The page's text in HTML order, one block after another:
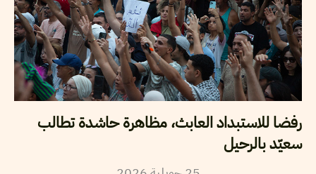
رفضا للاستبداد العابث، مظاهرة حاشدة تطالب
سعيّد بالرحيل